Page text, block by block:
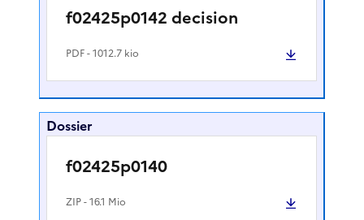
f02425p0142 decision
PDF- 1012.7 kio
Dossier
f02425p0140
ZIP- 16.1 Mio